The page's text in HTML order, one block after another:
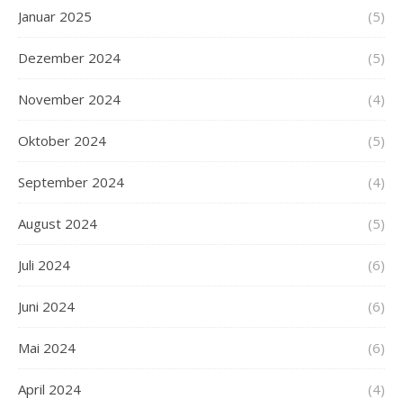
Januar 2025 (5)
Dezember 2024 (5)
November 2024 (4)
Oktober 2024 (5)
September 2024 (4)
August 2024 (5)
Juli 2024 (6)
Juni 2024 (6)
Mai 2024 (6)
April 2024 (4)